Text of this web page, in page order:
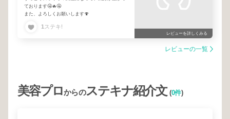
ております🤤🔥🤤
また、よろしくお願いします🍄
1 ステキ!
レビューを詳しくみる
レビューの一覧
美容プロからのステキナ紹介文(0件)